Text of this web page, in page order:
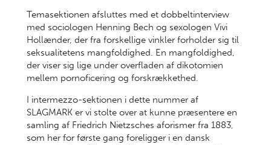
Temasektionen afsluttes med et dobbeltinterview
med sociologen Henning Bech og sexologen Vivi
Hollænder, der fra forskellige vinkler forholder sig til
seksualitetens mangfoldighed. En mangfoldighed,
der viser sig lige under overfladen af dikotomien
mellem pornoficering og forskrækkethed.
I intermezzo-sektionen i dette nummer af
SLAGMARK er vi stolte over at kunne præsentere en
samling af Friedrich Nietzsches aforismer fra 1883,
som her for første gang foreligger i en dansk